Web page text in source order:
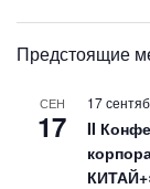
Предстоящие
СЕН
17
17
II